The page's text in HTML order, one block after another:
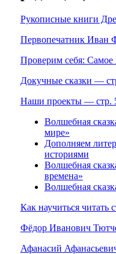
Рукописные книги
Первопечатник Иван
Проверим себя: Самое
Докучные сказки —
Наши проекты — стр.
Волшебная
мире»
Дополняем
историями
Волшебная
времена»
Волшебная
Как научиться читать
Фёдор Иванович
Афанасий